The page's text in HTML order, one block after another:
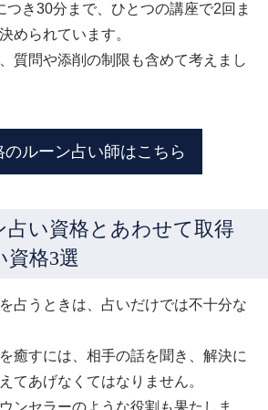
つき30分まで、ひとつの講座で2回ま
められています。
質問や添削の制限も含めて考えまし
ルーン占い師はこちら
占い資格とあわせて取得
資格3選
占うときは、占いだけでは不十分な
癒すには、相手の話を聞き、解決に
てあげなくてはなりません。